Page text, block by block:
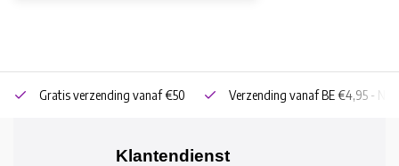
Gratis verzending vanaf €50 Verzending vanaf BE €4,95 - NL
Klantendienst